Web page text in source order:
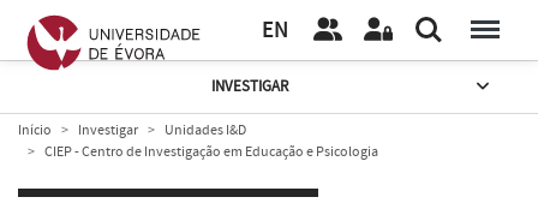
EN
INVESTIGAR
Início Investigar
Unidades I&D
CIEP - Centro de Investigação em Educação e Psicologia